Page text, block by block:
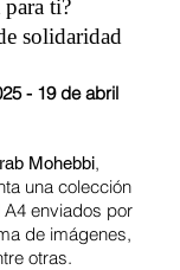
para ti?
solidaridad
- 19 de abril
Mohebbi,
una colección
enviados por
de imágenes,
otras.